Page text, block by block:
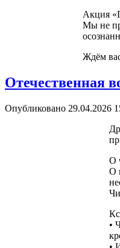
Акция
Мы не
Ждём
Отечественная
Опубликовано 29.04.2026
О
О
•